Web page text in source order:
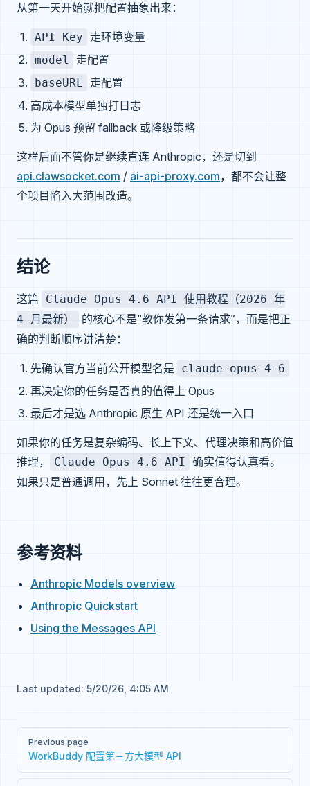
从第一天开始就把配置抽象出来：
API Key 走环境变量
model 走配置
baseURL
走配置
高成本模型单独打日志
为 Opus 预留 fallback 或降级策略
这样后面不管你是继续直连 Anthropic，还是切到
api.clawsocket.com / ai-api-proxy.com，都不会让整
个项目陷入大范围改造。
结论
这篇
Claude Opus 4.6 API 使用教程（2026 年
4 月最新）
的核心不是“教你发第一条请求”，而是把正
确的判断顺序讲清楚：
先确认官方当前公开模型名是 claude-opus-4-6
再决定你的任务是否真的值得上 Opus
最后才是选 Anthropic 原生 API 还是统一入口
如果你的任务是复杂编码、长上下文、代理决策和高价值
推理，
Claude Opus 4.6 API
确实值得认真看。
如果只是普通调用，先上 Sonnet 往往更合理。
参考资料
Anthropic Models overview
Anthropic Quickstart
Using the Messages API
Last updated: 5/20/26, 4:05 AM
Pager
Previous page
WorkBuddy 配置第三方大模型 API